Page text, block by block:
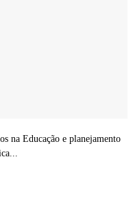
na Educação e planejamento